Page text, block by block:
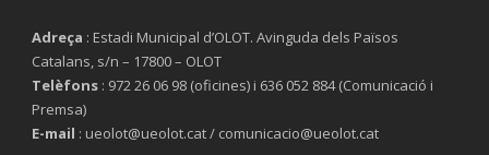
Adreça : Estadi Municipal d’OLOT. Avinguda dels Països
Catalans, s/n – 17800 – OLOT
Telèfons : 972 26 06 98 (oficines) i 636 052 884 (Comunicació i
Premsa)
E-mail : ueolot@ueolot.cat / comunicacio@ueolot.cat